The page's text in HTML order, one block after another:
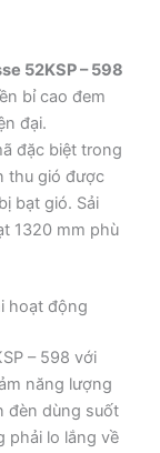
52KSP – 598
bỉ cao đem
đại.
đặc biệt trong
thu gió được
bạt gió. Sải
1320 mm phù
hoạt động
– 598 với
năng lượng
đèn dùng suốt
phải lo lắng về